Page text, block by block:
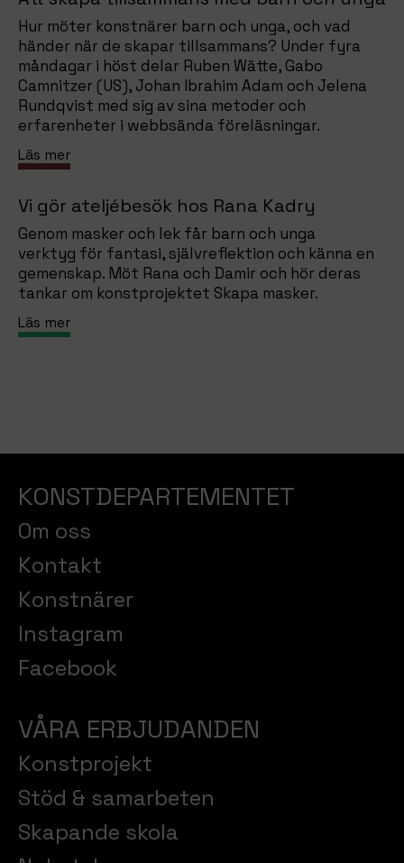
Hur möter konstnärer barn och unga, och vad
händer när de skapar tillsammans? Under fyra
måndagar i höst delar Ruben Wätte, Gabo
Camnitzer (US), Johan Ibrahim Adam och Jelena
Rundqvist med sig av sina metoder och
erfarenheter i webbsända föreläsningar.
Läs mer
Vi gör ateljébesök hos Rana Kadry
Genom masker och lek får barn och unga
verktyg för fantasi, självreflektion och känna en
gemenskap. Möt Rana och Damir och hör deras
tankar om konstprojektet Skapa masker.
Läs mer
KONSTDEPARTEMENTET
Om oss
Kontakt
Konstnärer
Instagram
Facebook
VÅRA ERBJUDANDEN
Konstprojekt
Stöd & samarbeten
Skapande skola